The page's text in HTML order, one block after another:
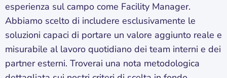
esperienza sul campo come Facility Manager.
Abbiamo scelto di includere esclusivamente le
soluzioni capaci di portare un valore aggiunto reale e
misurabile al lavoro quotidiano dei team interni e dei
partner esterni. Troverai una nota metodologica